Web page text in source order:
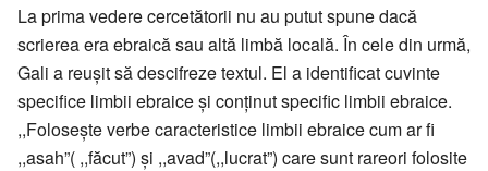
La prima vedere cercetătorii nu au putut spune dacă
scrierea era ebraică sau altă limbă locală. În cele din urmă,
Gali a reuşit să descifreze textul. El a identificat cuvinte
specifice limbii ebraice şi conţinut specific limbii ebraice.
,,Foloseşte verbe caracteristice limbii ebraice cum ar fi
,,asah”( ,,făcut”) şi ,,avad”(,,lucrat”) care sunt rareori folosite